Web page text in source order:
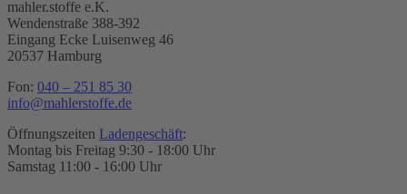
mahler.stoffe e.K.
Wendenstraße 388-392
Eingang Ecke Luisenweg 46
20537 Hamburg
Fon: 040 – 251 85 30
info@mahlerstoffe.de
Öffnungszeiten Ladengeschäft:
Montag bis Freitag 9:30 - 18:00 Uhr
Samstag 11:00 - 16:00 Uhr